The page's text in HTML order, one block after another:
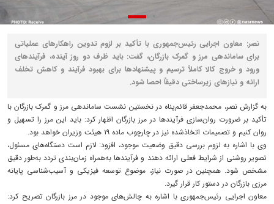
نصر: معاون اجرایی رئیس‌جمهوری با تأکید بر لزوم تدوین راهکارهای عملیاتی
برای ساماندهی مرز و گمرک بازرگان، گفت: باید ظرف دو روز آینده، فرآیندهای
ورود و خروج کالا کاملاً ترسیم و پیشنهادها برای بهبود فرآیند و کاهش تخلف
ارائه و نیازهای زیرساختی دقیقاً احصا شود.
به گزارش نصر، محمدجعفر قائم‌پناه در نخستین نشست ساماندهی مرز و گمرک بازرگان با
تأکید بر ضرورت روان‌سازی فرآیندها در مرز بازرگان اظهار کرد: باید این مرز را تسهیل و
روان کنیم و تصمیمات اتخاذشده نیز در چارچوب ماده ۱۹ هیئت وزیران خواهد بود.
وی با اشاره به لزوم بررسی دقیق وضعیت موجود، افزود: لازم است دستگاه‌های مسئول،
تصویر روشنی از شرایط فعلی ارائه دهند و فرآیندها به‌همراه زمان‌بندی تردد به‌طور دقیق
مشخص شود. همچنین در صورت نیاز، موضوع توسعه فیزیکی و آسیب‌شناسی پایانه
مرزی بازرگان در دستور کار قرار گیرد.
معاون اجرایی رئیس‌جمهوری با اشاره به چالش‌های موجود در مرز بازرگان تصریح کرد: